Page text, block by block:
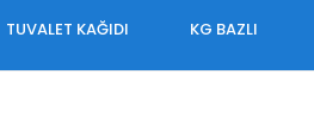
TUVALET KAĞIDI KG BAZLI